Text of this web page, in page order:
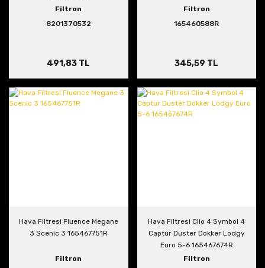
Filtron
8201370532
491,83 TL
Filtron
165460588R
345,59 TL
Hava Filtresi Fluence Megane
3 Scenic 3 165467751R
Filtron
Hava Filtresi Clio 4 Symbol 4
Captur Duster Dokker Lodgy
Euro 5-6 165467674R
Filtron